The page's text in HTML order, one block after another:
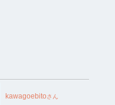
kawagoebitoさん